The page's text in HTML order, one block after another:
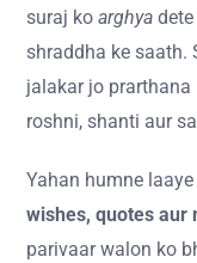
suraj ko arghya
shraddha ke saath.
jalakar jo prarthana
roshni, shanti aur
Yahan humne
wishes, quotes aur
parivaar walon ko